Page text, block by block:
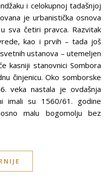
i celokupnoj tadašnjoj
je urbanistička osnova
sva četiri pravca. Razvitak
kao i prvih – tada još
ustanova – utemelјen
stanovnici Sombora
činjenicu. Oko somborske
veka nastala je ovdašnja
imali su 1560/61. godine
malu bogomolјu bez